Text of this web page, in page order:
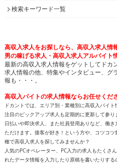
検索キーワード一覧
高収入求人をお探しなら、高収入求人情
男の稼げる求人・高収入求人アルバイト
最新の高収入求人情報をゲットしてドカ
求人情報の他、特集やインタビュー、グ
報も・・・。
高収入バイトの求人情報ならお任せくだ
ドカントでは、エリア別・業種別に高収入バイト
注目のピックアップ求人も定期的に更新して参り
日払いや即決求人、また社員登用ありなど、働
ただけます。接客が好き！という方や、コツコ
種で高収入求人を探してみませんか？
人気のPCオペレーター、PC入力の求人もたくさ
れたデータ情報を入力したり原稿を書いたりす